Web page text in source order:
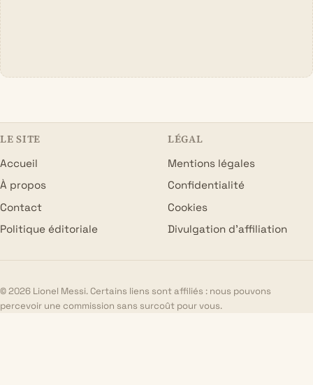
LE SITE
Accueil
À propos
Contact
Politique éditoriale
LÉGAL
Mentions légales
Confidentialité
Cookies
Divulgation d’affiliation
© 2026 Lionel Messi. Certains liens sont affiliés : nous pouvons
percevoir une commission sans surcoût pour vous.